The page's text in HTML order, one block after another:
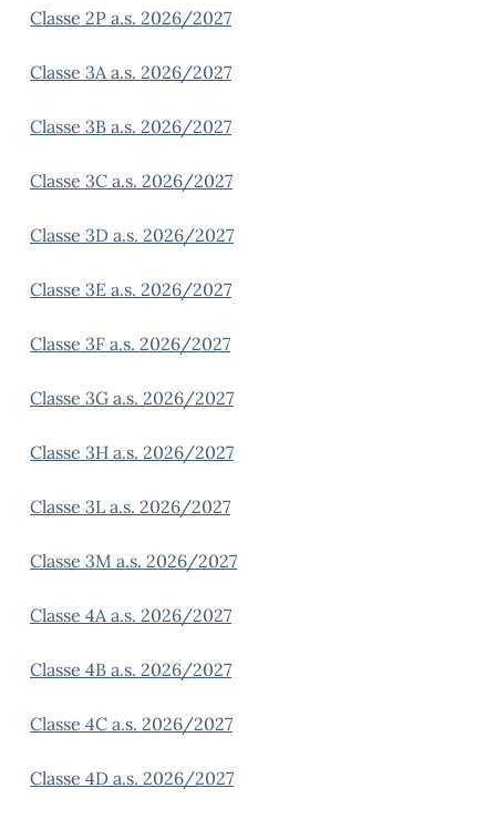
Classe 2P a.s. 2026/2027
Classe 3A a.s. 2026/2027
Classe 3B a.s. 2026/2027
Classe 3C a.s. 2026/2027
Classe 3D a.s. 2026/2027
Classe 3E a.s. 2026/2027
Classe 3F a.s. 2026/2027
Classe 3G a.s. 2026/2027
Classe 3H a.s. 2026/2027
Classe 3L a.s. 2026/2027
Classe 3M a.s. 2026/2027
Classe 4A a.s. 2026/2027
Classe 4B a.s. 2026/2027
Classe 4C a.s. 2026/2027
Classe 4D a.s. 2026/2027